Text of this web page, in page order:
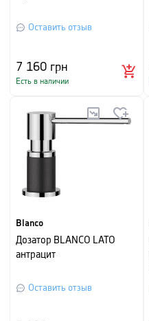
Оставить отзыв
7 160 грн
Есть в наличии
Blanco
Дозатор BLANCO LATO
антрацит
Оставить отзыв